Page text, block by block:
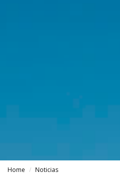
Home
Noticias